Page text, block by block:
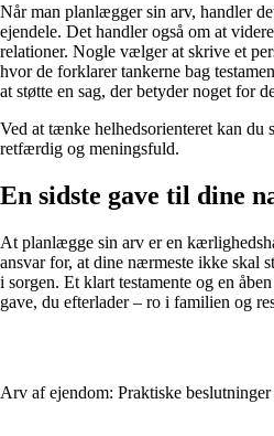
Når man planlægger sin arv, handler
ejendele. Det handler også om at
relationer. Nogle vælger at skrive et
hvor de forklarer tankerne bag
at støtte en sag, der betyder noget for
Ved at tænke helhedsorienteret kan du
retfærdig og meningsfuld.
En sidste gave til dine
At planlægge sin arv er en
ansvar for, at dine nærmeste ikke skal
i sorgen. Et klart testamente og en
gave, du efterlader – ro i familien og
Arv af ejendom: Praktiske